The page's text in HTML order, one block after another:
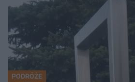
PODRÓŻE